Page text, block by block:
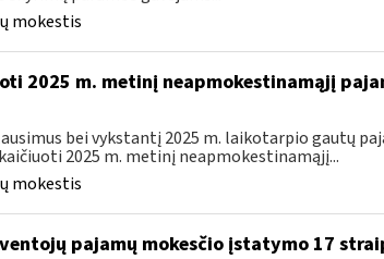
mokestis
2025 m. metinį neapmokestinamąjį
bei vykstantį 2025 m. laikotarpio gautų
2025 m. metinį neapmokestinamąjį...
mokestis
pajamų mokesčio įstatymo 17